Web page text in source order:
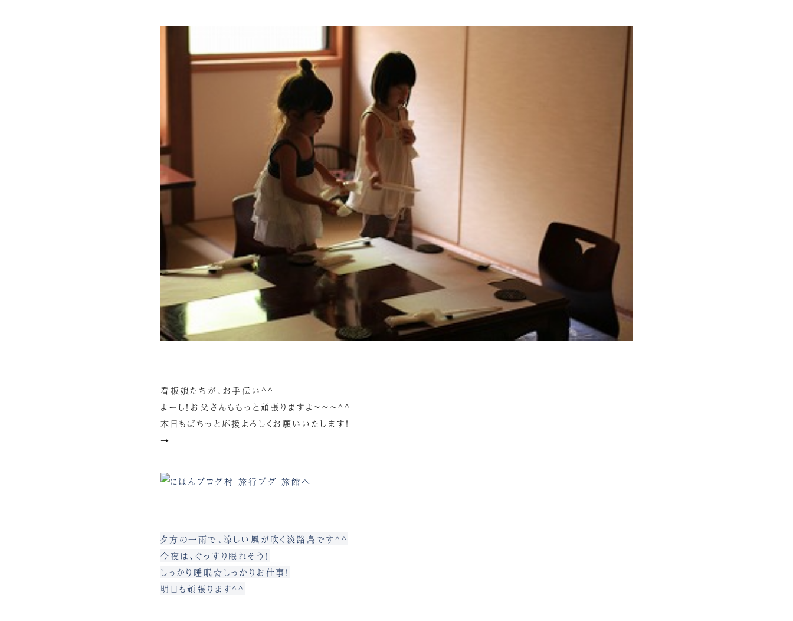
看板娘たちが、お手伝い^^
よーし！お父さんももっと頑張りますよ～～～^^
本日もぽちっと応援よろしくお願いいたします！
→
夕方の一雨で、涼しい風が吹く淡路島です^^
今夜は、ぐっすり眠れそう！
しっかり睡眠☆しっかりお仕事！
明日も頑張ります^^